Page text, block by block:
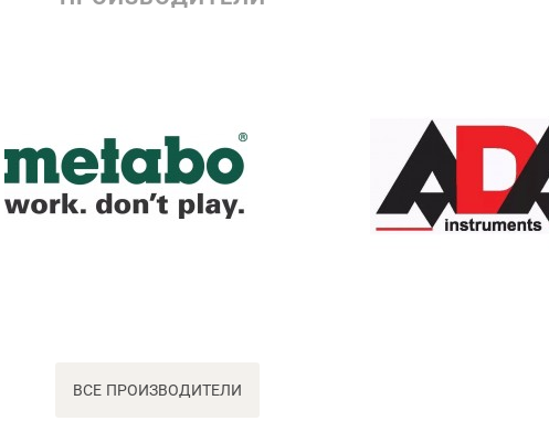
ВСЕ ПРОИЗВОДИТЕЛИ